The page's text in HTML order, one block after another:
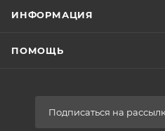
ИНФОРМАЦИЯ
ПОМОЩЬ
Подписаться на